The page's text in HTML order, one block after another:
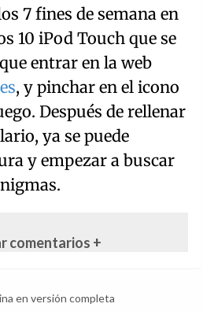
7 fines de semana en
10 iPod Touch que se
entrar en la web
, y pinchar en el icono
Después de rellenar
ya se puede
y empezar a buscar
comentarios +
en versión completa